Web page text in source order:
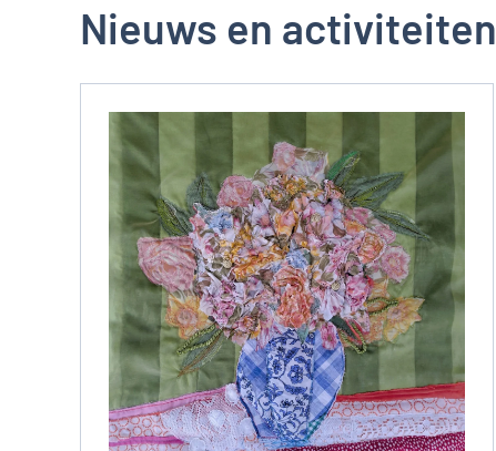
Nieuws en activiteiten